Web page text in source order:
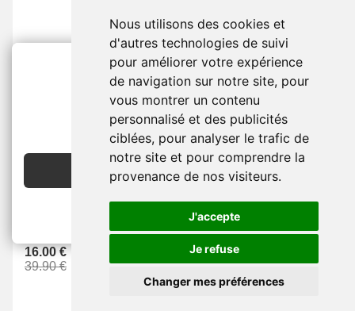
Nous utilisons des cookies et
d'autres technologies de suivi
pour améliorer votre expérience
de navigation sur notre site, pour
vous montrer un contenu
personnalisé et des publicités
ciblées, pour analyser le trafic de
notre site et pour comprendre la
provenance de nos visiteurs.
J'accepte
Je refuse
Changer mes préférences
2€ OFFERTS
EN CRÉANT UN COMPTE
JE CRÉE MON COMPTE
Textile -  -
16.00 €
39.90 €
-60 %
Femme - Textile - Or -
Charentaise -
RONDINAUD
16.00 €
39.90 €